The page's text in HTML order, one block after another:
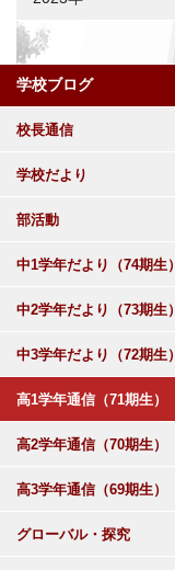
学校ブログ
校長通信
学校だより
部活動
中1学年だより（74期生）
中2学年だより（73期生）
中3学年だより（72期生）
高1学年通信（71期生）
高2学年通信（70期生）
高3学年通信（69期生）
グローバル・探究